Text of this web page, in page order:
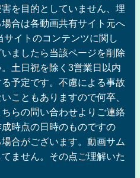
を目的としていません、埋
合は各動画共有サイト元へ
イトのコンテンツに関し
ましたら当該ページを削除
土日祝を除く3営業日以内
予定です。不慮による事故
こともありますので何卒、
らの問い合わせよりご連絡
時点の日時のものですの
合がございます。動画サム
ません。その点ご理解いた